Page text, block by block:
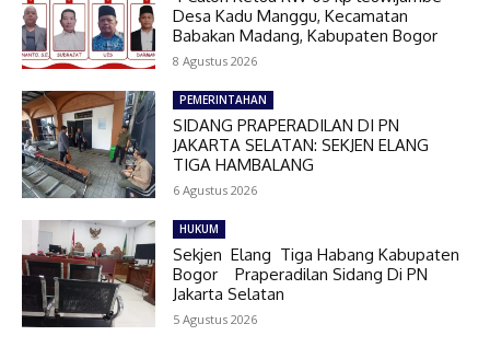
Desa Kadu Manggu, Kecamatan
Babakan Madang, Kabupaten Bogor
8 Agustus 2026
PEMERINTAHAN
SIDANG PRAPERADILAN DI PN
JAKARTA SELATAN: SEKJEN ELANG
TIGA HAMBALANG
6 Agustus 2026
HUKUM
Sekjen Elang Tiga Habang Kabupaten
Bogor Praperadilan Sidang Di PN
Jakarta Selatan
5 Agustus 2026